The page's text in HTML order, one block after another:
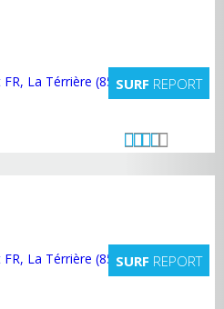
SURF REPORT
SURF REPORT